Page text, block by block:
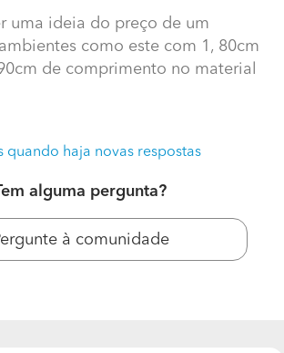
uma ideia do preço de um
como este com 1, 80cm
de comprimento no material
quando haja novas respostas
alguma pergunta?
à comunidade